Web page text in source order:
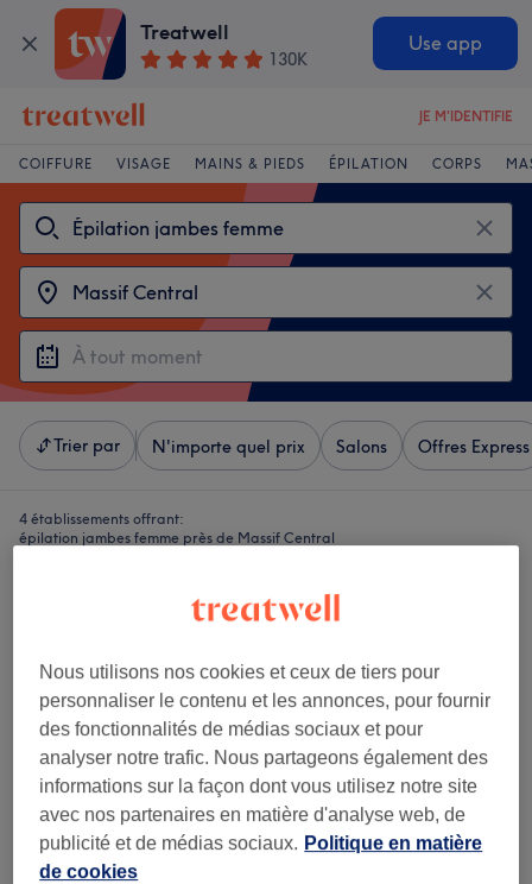
Treatwell
130K
Use app
JE M'IDENTIFIE
COIFFURE VISAGE MAINS & PIEDS ÉPILATION CORPS
Trier par N'importe quel prix Salons Offres Express
4 établissements offrant:
épilation jambes femme près de Massif Central
Nous utilisons nos cookies et ceux de tiers pour
personnaliser le contenu et les annonces, pour fournir
des fonctionnalités de médias sociaux et pour
analyser notre trafic. Nous partageons également des
informations sur la façon dont vous utilisez notre site
avec nos partenaires en matière d'analyse web, de
publicité et de médias sociaux. Politique en matière
de cookies